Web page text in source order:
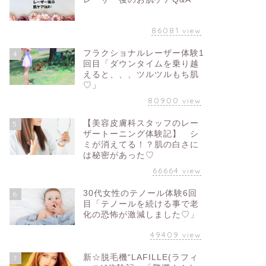
86081 view
4
フラクショナルレーザー体験1
回目「ダウンタイムを乗り越
えると、、、ツルツルもち肌
♡」
80900 view
5
【美容皮膚科スタッフのレー
ザートーニング体験記】 シ
ミが消えてる！？肌の白さに
は秘密があった♡
66664 view
6
30代女性のテノール体験6回
目「テノールを続ける事で老
化の恐怖が激減しました♡」
49409 view
7
新☆脱毛機“LAFILLE(ラフィ